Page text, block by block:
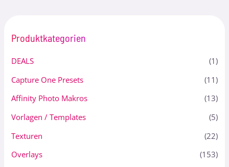
Produktkategorien
DEALS
(1)
Capture One Presets
(11)
Affinity Photo Makros
(13)
Vorlagen / Templates
(5)
Texturen
(22)
Overlays
(153)